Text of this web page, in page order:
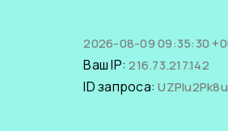
2026-08-09 09:35:30
Ваш IP:216.73.217.142
ID запроса: